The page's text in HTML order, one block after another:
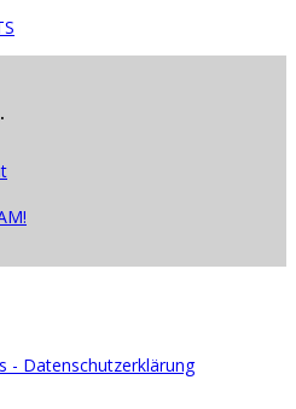
- Datenschutzerklärung